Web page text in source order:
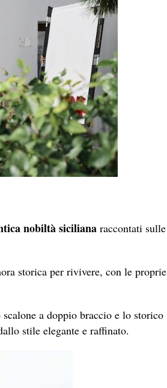
nobiltà siciliana raccontati sulle
storica per rivivere, con le proprie
a doppio braccio e lo storico
stile elegante e raffinato.